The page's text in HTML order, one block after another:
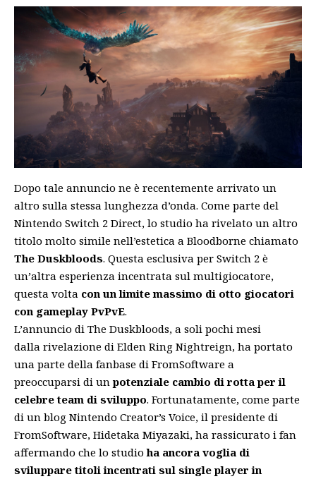
Dopo tale annuncio ne è recentemente arrivato un
altro sulla stessa lunghezza d’onda. Come parte del
Nintendo Switch 2 Direct, lo studio ha rivelato un altro
titolo molto simile nell’estetica a Bloodborne chiamato
The Duskbloods. Questa esclusiva per Switch 2 è
un’altra esperienza incentrata sul multigiocatore,
questa volta con un limite massimo di otto giocatori
con gameplay PvPvE.
L’annuncio di The Duskbloods, a soli pochi mesi
dalla rivelazione di Elden Ring Nightreign, ha portato
una parte della fanbase di FromSoftware a
preoccuparsi di unpotenziale cambio di rotta per il
celebre team di sviluppo. Fortunatamente, come parte
di un blog Nintendo Creator’s Voice, il presidente di
FromSoftware, Hidetaka Miyazaki, ha rassicurato i fan
affermando che lo studio ha ancora voglia di
sviluppare titoli incentrati sul single player in